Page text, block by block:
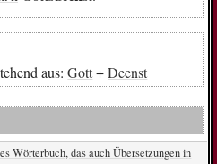
aus:Gott+Deenst
Wörterbuch, das auch Übersetzungen in